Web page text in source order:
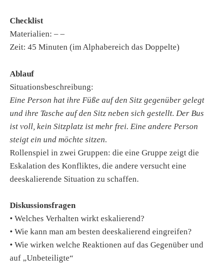
Checklist
Materialien: – –
Zeit: 45 Minuten (im Alphabereich das Doppelte)
Ablauf
Situationsbeschreibung:
Eine Person hat ihre Füße auf den Sitz gegenüber gelegt
und ihre Tasche auf den Sitz neben sich gestellt. Der Bus
ist voll, kein Sitzplatz ist mehr frei. Eine andere Person
steigt ein und möchte sitzen.
Rollenspiel in zwei Gruppen: die eine Gruppe zeigt die
Eskalation des Konfliktes, die andere versucht eine
deeskalierende Situation zu schaffen.
Diskussionsfragen
• Welches Verhalten wirkt eskalierend?
• Wie kann man am besten deeskalierend eingreifen?
• Wie wirken welche Reaktionen auf das Gegenüber und
auf „Unbeteiligte“